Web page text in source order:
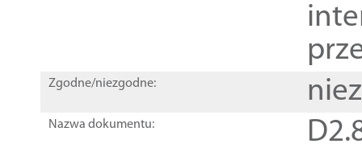
Zgodne/niezgodne:
Nazwa dokumentu: